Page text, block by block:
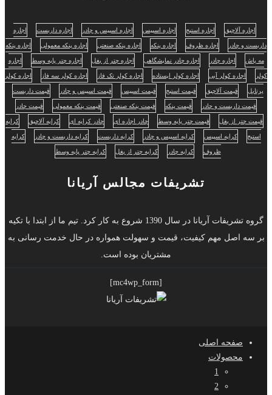
اجاره آلاچیق اجاره استیج اجاره اسپیس اجاره اسپیس و چادر اجاره داربست اجاره
داربست و چادر اجاره ظروف اجاره پنکه اجاره پنکه صنعتی اجاره پنکه معمولی اجاره پنکه
مه پاش اجاره چادر اجاره چادر نمایشگاهی اجاره چتر از بغل اجاره چتر پایه وسط اجاره
کولر اجاره کولر آبی اجاره کولر ایستاده اجاره کولر تک فاز اجاره کولر سه فاز اجاره کولر
پرتابل قیمت آلاچیق قیمت استیج قیمت اسپیس قیمت اسپیس و چادر قیمت داربست
قیمت داربست و چادر قیمت پنکه قیمت پنکه صنعتی قیمت پنکه معمولی قیمت چادر
قیمت چتر از بغل قیمت چتر پایه وسط چادر اجاره ای چادر کرایه ای کرایه آلاچیق کرایه
استیج کرایه اسپیس کرایه اسپیس و چادر کرایه داربست کرایه داربست و چادر کرایه
ظروف کرایه چادر کرایه چتر از بغل کرایه چتر پایه وسط
تشریفات مجالس آریانا
گروه تشریفات آریانا در سال 1390 شروع به کار کرد. تیم ما از ابتدا با تکیه
بر سه اصل مهم کیفیت، قیمت و سهولت همواره در حال خدمت رسانی به
مشتریان بوده است.
[mc4wp_form]
صفحه اصلی
محصولات
1
2